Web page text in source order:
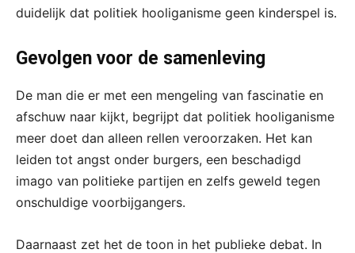
duidelijk dat politiek hooliganisme geen kinderspel is.
Gevolgen voor de samenleving
De man die er met een mengeling van fascinatie en
afschuw naar kijkt, begrijpt dat politiek hooliganisme
meer doet dan alleen rellen veroorzaken. Het kan
leiden tot angst onder burgers, een beschadigd
imago van politieke partijen en zelfs geweld tegen
onschuldige voorbijgangers.
Daarnaast zet het de toon in het publieke debat. In